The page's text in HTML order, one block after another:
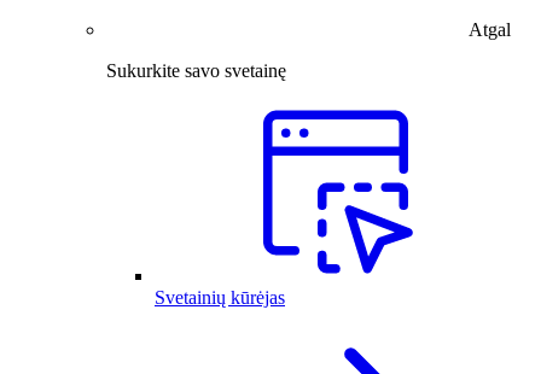
Atgal
Sukurkite savo svetainę
Svetainių kūrėjas